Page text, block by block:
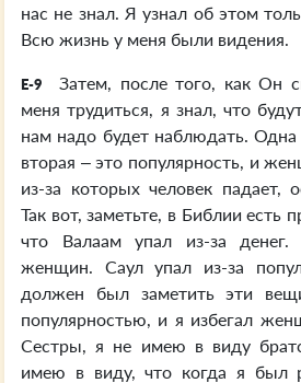
нас не знал. Я узнал об этом
Всю жизнь у меня были видения.
E-9
Затем, после того, как Он
меня трудиться, я знал, что
нам надо будет наблюдать. Одна
вторая – это популярность, и
из-за которых человек падает,
Так вот, заметьте, в Библии
что Валаам упал из-за денег.
женщин. Саул упал из-за
должен был заметить эти
популярностью, и я избегал
Сестры, я не имею в виду
имею в виду, что когда я был